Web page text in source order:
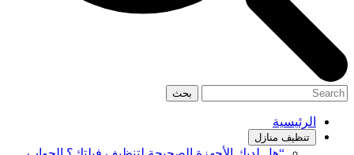
بحث
الرئيسية
تنظيف منازل